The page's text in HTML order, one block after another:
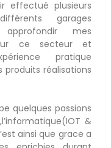
effectué plusieurs
garages
mes
ce secteur et
pratique
réalisations
quelques passions
&
ainsi que grace a